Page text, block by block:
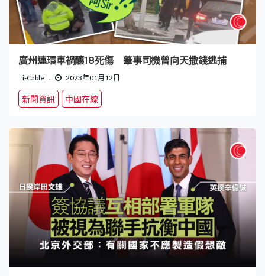
廣州連環車禍釀18死傷 肇事司機曾向天撒錢逃捕
i-Cable 2023年01月12日
新聞資訊 中國在線